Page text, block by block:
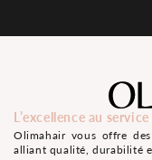
L’excellence au
Olimahair vous offre
alliant qualité, durabilité